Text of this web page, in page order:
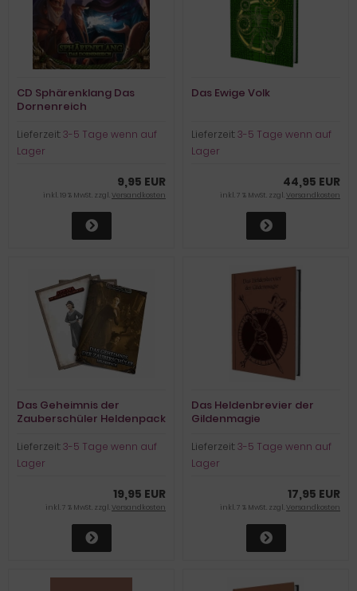
CD Sphärenklang Das
Dornenreich
Lieferzeit:3-5 Tage wenn auf
Lager
9,95 EUR
inkl. 19 % MwSt. zzgl.Versandkosten
Das Ewige Volk
Lieferzeit:3-5 Tage wenn auf
Lager
44,95 EUR
inkl. 7 % MwSt. zzgl.Versandkosten
Das Geheimnis der
Zauberschüler Heldenpack
Lieferzeit:3-5 Tage wenn auf
Lager
19,95 EUR
inkl. 7 % MwSt. zzgl.Versandkosten
Das Heldenbrevier der
Gildenmagie
Lieferzeit:3-5 Tage wenn auf
Lager
17,95 EUR
inkl. 7 % MwSt. zzgl.Versandkosten